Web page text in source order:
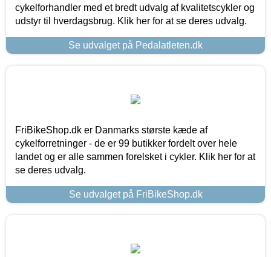
cykelforhandler med et bredt udvalg af kvalitetscykler og
udstyr til hverdagsbrug. Klik her for at se deres udvalg.
Se udvalget på Pedalatleten.dk
FriBikeShop.dk er Danmarks største kæde af
cykelforretninger - de er 99 butikker fordelt over hele
landet og er alle sammen forelsket i cykler. Klik her for at
se deres udvalg.
Se udvalget på FriBikeShop.dk